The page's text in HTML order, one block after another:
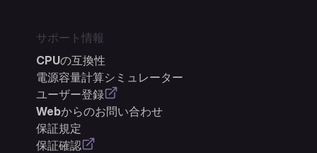
サポート情報
CPUの互換性
電源容量計算シミュレーター
ユーザー登録
Webからのお問い合わせ
保証規定
保証確認